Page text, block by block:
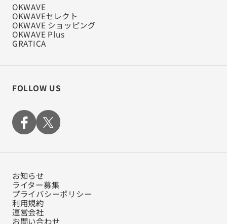
しがアルバイトから脱脚しないといけないのはもちろんです
が、この状況なら辞めたいと思ってしまうのは甘いのでしょ
うか、、
OKWAVE
OKWAVEセレクト
OKWAVE ショッピング
OKWAVE Plus
GRATICA
FOLLOW US
お知らせ
ライター募集
プライバシーポリシー
利用規約
運営会社
お問い合わせ